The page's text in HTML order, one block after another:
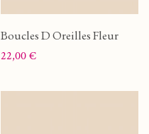
Boucles D Oreilles Fleur
Prix
22,00 €